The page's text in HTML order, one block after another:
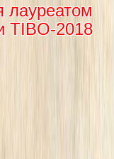
лауреатом
TIBO-2018